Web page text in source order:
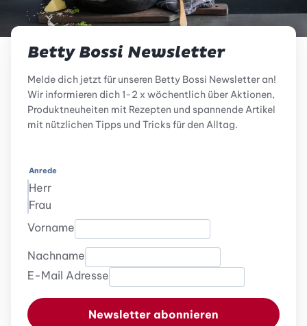
Betty Bossi Newsletter
Melde dich jetzt für unseren Betty Bossi Newsletter an!
Wir informieren dich 1-2 x wöchentlich über Aktionen,
Produktneuheiten mit Rezepten und spannende Artikel
mit nützlichen Tipps und Tricks für den Alltag.
Anrede
Herr
Frau
Vorname
Nachname
E-Mail Adresse
Newsletter abonnieren